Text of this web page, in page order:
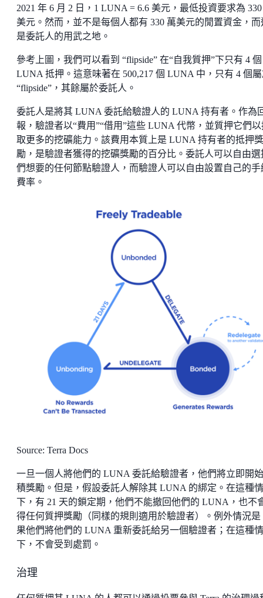
2021 年 6 月 2 日，1 LUNA = 6.6 美元，最低投資要求為
美元。然而，並不是每個人都有 330 萬美元的閒置資金，而
是委託人的用武之地。
參考上圖，我們可以看到 “flipside” 在“自我質押”下只有 4 個
LUNA 抵押。這意味著在 500,217 個 LUNA 中，只有 4 個
“flipside”，其餘屬於委託人。
委託人是將其 LUNA 委託給驗證人的 LUNA 持有者。作為
報，驗證者以“費用”“借用”這些 LUNA 代幣，並質押它們
取更多的挖礦能力。該費用本質上是 LUNA 持有者的抵押獎
勵，是驗證者獲得的挖礦獎勵的百分比。委託人可以自由選
們想要的任何節點驗證人，而驗證人可以自由設置自己的手
費率。
Source: Terra Docs
一旦一個人將他們的 LUNA 委託給驗證者，他們將立即開
積獎勵。但是，假設委託人解除其 LUNA 的綁定。在這種
下，有 21 天的鎖定期，他們不能撤回他們的 LUNA，也不
得任何質押獎勵（同樣的規則適用於驗證者）。例外情況是
果他們將他們的 LUNA 重新委託給另一個驗證者；在這種
下，不會受到處罰。
治理